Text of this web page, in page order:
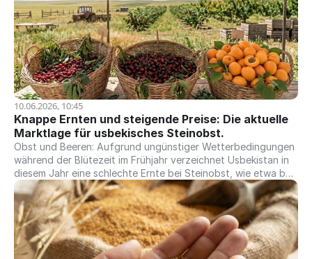
Rumänien, Frankreich, Ungarn, Spanien und Griechenland
voraussichtlich einen Produktionsanstieg verzeichnen. Der
Markt bleibt jedoch anfällig für Wetterrisiken sowie den
Wettbewerb aus der Ukraine und Rumänien. Bulgariens
heimische Verarbeiter sorgen mit ihrer großen Kapazität für
Öl und geschälte Kerne weiterhin für eine starke Nachfrage
nach Rohstoffen. Dies hält die Preisvorstellungen der
Landwirte fest. Derzeit bleiben die Preise für schwarze
Sonnenblumenkerne in Bulgarien stabil. Die Anzeichen für die
neue Ernte liegen im Einklang mit dem aktuellen Marktniveau,
ohne dass ein signifikanter Abwärtstrend in Sicht ist. Die
Landwirte bleiben vorsichtig und warten auf bessere Preise,
wobei sie die sommerlichen Wetterrisiken gegen die stetige
Nachfrage lokaler Käufer abwägen.
10.06.2026, 10:45
Knappe Ernten und steigende Preise: Die aktuelle
Marktlage für usbekisches Steinobst.
Obst und Beeren: Aufgrund ungünstiger Wetterbedingungen
während der Blütezeit im Frühjahr verzeichnet Usbekistan in
diesem Jahr eine schlechte Ernte bei Steinobst, wie etwa bei
Süßkirschen, Aprikosen und Pfirsichen. Beispielsweise fiel die
Süßkirschenernte sehr begrenzt aus und erreichte nur etwa
40 % des Vorjahresvolumens; dies trieb die Preise in die
Höhe, wobei die Verkäufe zwischen 8,00 $ und 12,00 $ (FCA
Taschkent) lagen. Die Aprikosenernte ist derzeit in vollem
Gange, und die Preise bleiben sehr hoch, was folglich die